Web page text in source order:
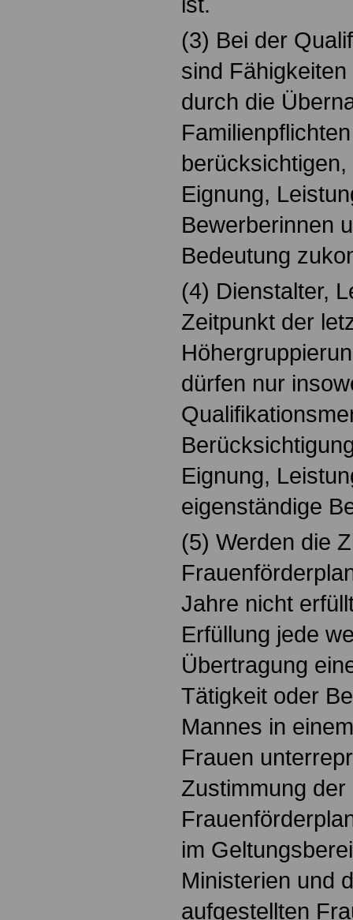
(3) Bei der
sind
durch die
Eignung,
Bewerberinnen
Bedeutung
(4) Dienstalter,
Zeitpunkt der
dürfen nur
Eignung,
eigenständige
(5) Werden die
Jahre nicht
Erfüllung jede
Übertragung
Tätigkeit oder
Mannes in
Frauen
Zustimmung
im
Ministerien und
aufgestellten